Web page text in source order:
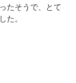
たそうで、とて
た。